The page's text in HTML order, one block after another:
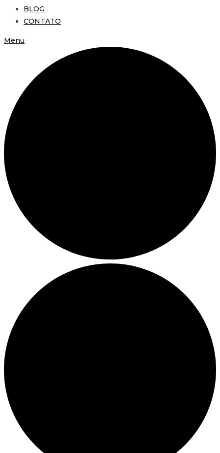
BLOG
CONTATO
Menu